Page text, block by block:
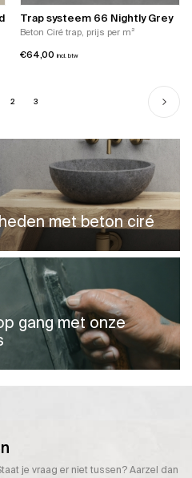
Trap systeem 66 Nightly Grey
Beton Ciré trap, prijs per m²
€64,00 incl. btw
2 3
met beton ciré
gang met onze
je vraag er niet tussen? Aarzel dan